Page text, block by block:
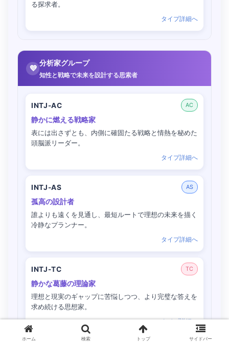
る探求者。
タイプ詳細へ
💜
分析家グループ
知性と戦略で未来を設計する思索者
INTJ-AC AC
静かに燃える戦略家
表には出さずとも、内側に確固たる戦略と情熱を秘めた
頭脳派リーダー。
タイプ詳細へ
INTJ-AS AS
孤高の設計者
誰よりも遠くを見通し、最短ルートで理想の未来を描く
冷静なプランナー。
タイプ詳細へ
INTJ-TC TC
静かな葛藤の理論家
理想と現実のギャップに苦悩しつつ、より完璧な答えを
求め続ける思想家。
タイプ詳細へ
ホーム 検索 トップ サイドバー